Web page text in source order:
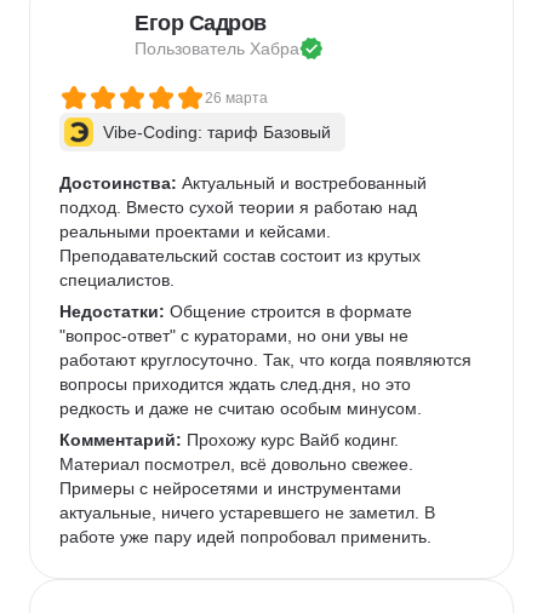
Егор Садров
Пользователь Хабра
26 марта
Vibe-Coding: тариф Базовый
Достоинства: Актуальный и востребованный
подход. Вместо сухой теории я работаю над
реальными проектами и кейсами.
Преподавательский состав состоит из крутых
специалистов.
Недостатки: Общение строится в формате
"вопрос-ответ" с кураторами, но они увы не
работают круглосуточно. Так, что когда появляются
вопросы приходится ждать след.дня, но это
редкость и даже не считаю особым минусом.
Комментарий: Прохожу курс Вайб кодинг.
Материал посмотрел, всё довольно свежее.
Примеры с нейросетями и инструментами
актуальные, ничего устаревшего не заметил. В
работе уже пару идей попробовал применить.